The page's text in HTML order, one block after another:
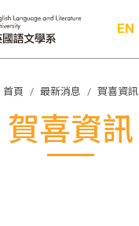
EN
首頁 最新消息 賀喜資訊
賀喜資訊